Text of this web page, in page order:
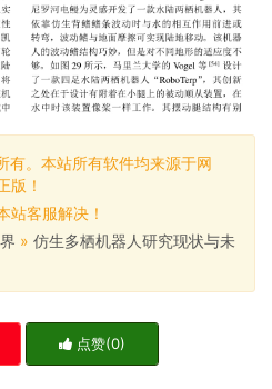
。本站所有软件均来源于网
版！
站客服解决！
» 仿生多栖机器人研究现状与未
点赞(0)